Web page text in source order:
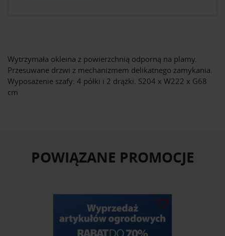
Wytrzymała okleina z powierzchnią odporną na plamy.
Przesuwane drzwi z mechanizmem delikatnego zamykania.
Wyposażenie szafy: 4 półki i 2 drążki. S204 x W222 x G68
cm
POWIĄZANE PROMOCJE